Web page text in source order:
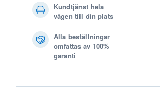
Kundtjänst hela
vägen till din plats
Alla beställningar
omfattas av 100%
garanti